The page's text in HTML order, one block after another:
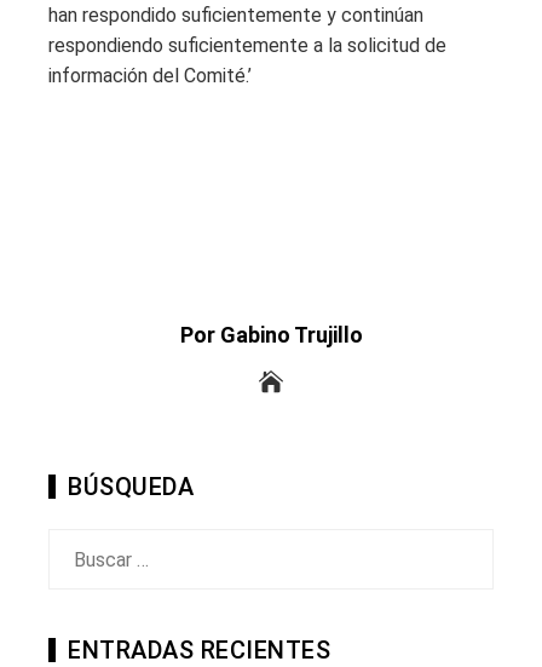
han respondido suficientemente y continúan
respondiendo suficientemente a la solicitud de
información del Comité.’
Por Gabino Trujillo
BÚSQUEDA
ENTRADAS RECIENTES